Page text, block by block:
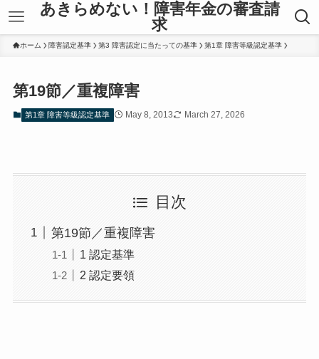
あきらめない！障害年金の審査請
求
ホーム 障害認定基準 第3 障害認定に当たっての基準 第1章 障害等級認定基準
第19節／重複障害
第1章 障害等級認定基準 May 8, 2013 March 27, 2026
目次
第19節／重複障害
1 認定基準
2 認定要領